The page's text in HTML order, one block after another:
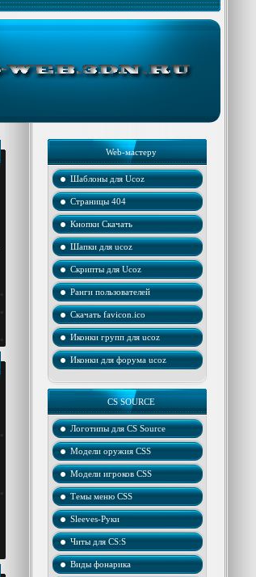
Web-мастеру
Шаблоны для Ucoz
Страницы 404
Кнопки Скачать
Шапки для ucoz
Скрипты для Ucoz
Ранги пользователей
Скачать favicon.ico
Иконки групп для ucoz
Иконки для форума ucoz
CS SOURCE
Логотипы для CS Source
Модели оружия CSS
Модели игроков CSS
Темы меню CSS
Sleeves-Руки
Читы для CS:S
Виды фонарика